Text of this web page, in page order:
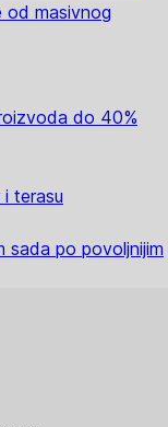
od masivnog
do 40%
terasu
sada po povoljnijim